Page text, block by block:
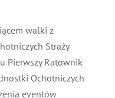
walki z
Straży
Pierwszy Ratownik
Ochotniczych
eventów